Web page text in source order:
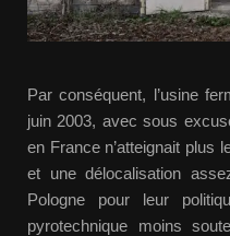
Par conséquent, l’usine
juin 2003, avec sous
en France n’atteignait plus
et une délocalisation
Pologne pour leur
pyrotechnique moins